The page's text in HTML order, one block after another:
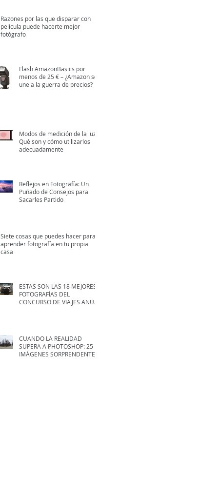
Razones por las que disparar con
película puede hacerte mejor
fotógrafo
Flash AmazonBasics por
menos de 25 € – ¿Amazon se
une a la guerra de precios?
Modos de medición de la luz:
Qué son y cómo utilizarlos
adecuadamente
Reflejos en Fotografía: Un
Puñado de Consejos para
Sacarles Partido
Siete cosas que puedes hacer para
aprender fotografía en tu propia
casa
ESTAS SON LAS 18 MEJORES
FOTOGRAFÍAS DEL
CONCURSO DE VIAJES ANUAL
CUANDO LA REALIDAD
SUPERA A PHOTOSHOP: 25
IMÁGENES SORPRENDENTES